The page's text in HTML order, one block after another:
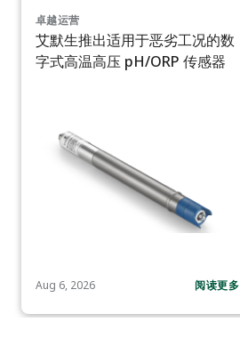
卓越运营
艾默生推出适用于恶劣工况的数
字式高温高压 pH/ORP 传感器
Aug 6, 2026 阅读更多